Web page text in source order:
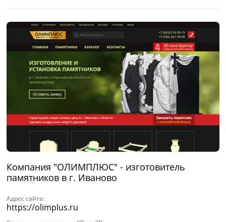
Компания "ОЛИМПЛЮС" - изготовитель
памятников в г. Иваново
Адрес сайта:
https://olimplus.ru